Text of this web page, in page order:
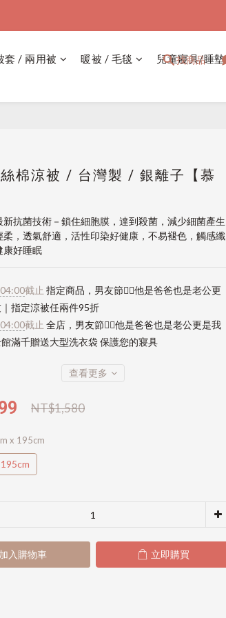
找商品
套 / 兩用被 暖被 / 毛毯
兒童寢具/睡墊
棉涼被 / 台灣製 / 銀離子【慕
新抗菌技術－鎖住細胞膜，達到殺菌，減少細菌產生
柔，透氣舒適，活性印染好健康，不易褪色，觸感纖
康好睡眠
截止 指定商品，男友節👱‍♂️他是爸爸也是老公更
指定涼被任兩件95折
截止 全店，男友節👱‍♂️他是爸爸也是老公更是我
滿千贈送大型洗衣袋 保護您的寢具
查看更多
NT$1,580
x 195cm
加入購物車 立即購買